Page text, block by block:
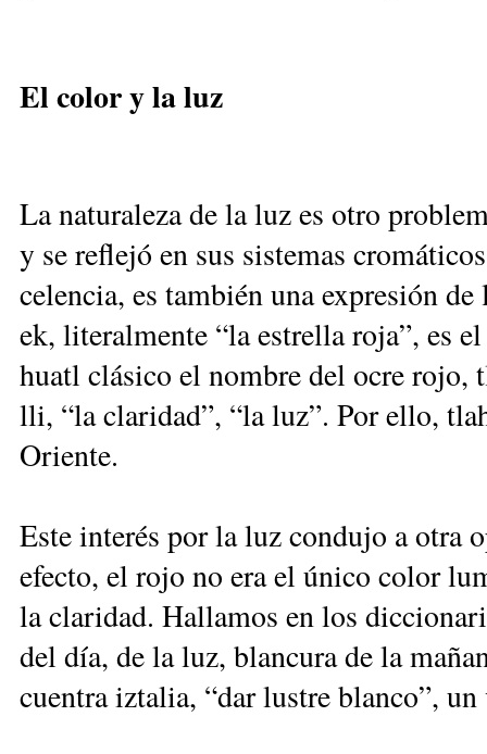
El co­lor y la luz
La na­tu­ra­le­za de la luz es otro
y se re­fle­jó en sus sis­te­mas
ce­len­cia, es tam­bién una ex­pre­sión
ek, li­te­ral­men­te “la es­tre­lla ro­ja”, es
huatl clá­si­co el nom­bre del ocre
lli, “la cla­ri­dad”, “la luz”. Por ello,
Orien­te.
Es­te in­te­rés por la luz con­du­jo a otra
efec­to, el ro­jo no era el úni­co co­lor
la cla­ri­dad. Ha­lla­mos en los
del día, de la luz, blan­cu­ra de la
cuen­tra iz­ta­lia, “dar lus­tre blan­co”,